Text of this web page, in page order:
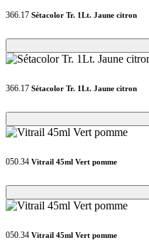
366.17 Sétacolor Tr. 1Lt. Jaune citron
Loading...
Loading...
366.17 Sétacolor Tr. 1Lt. Jaune citron
Loading...
Loading...
050.34 Vitrail 45ml Vert pomme
Loading...
Loading...
050.34 Vitrail 45ml Vert pomme